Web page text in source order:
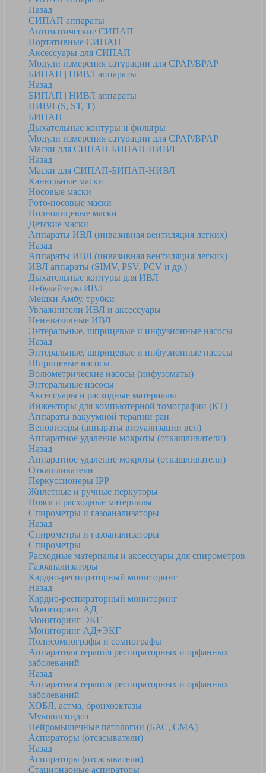
Назад
СИПАП аппараты
Автоматические СИПАП
Портативные СИПАП
Аксессуары для СИПАП
Модули измерения сатурации для CPAP/BPAP
БИПАП | НИВЛ аппараты
Назад
БИПАП | НИВЛ аппараты
НИВЛ (S, ST, T)
БИПАП
Дыхательные контуры и фильтры
Модули измерения сатурации для CPAP/BPAP
Маски для СИПАП-БИПАП-НИВЛ
Назад
Маски для СИПАП-БИПАП-НИВЛ
Канюльные маски
Носовые маски
Рото-носовые маски
Полнолицевые маски
Детские маски
Аппараты ИВЛ (инвазивная вентиляция легких)
Назад
Аппараты ИВЛ (инвазивная вентиляция легких)
ИВЛ аппараты (SIMV, PSV, PCV и др.)
Дыхательные контуры для ИВЛ
Небулайзеры ИВЛ
Мешки Амбу, трубки
Увлажнители ИВЛ и аксессуары
Неинвазивные ИВЛ
Энтеральные, шприцевые и инфузионные насосы
Назад
Энтеральные, шприцевые и инфузионные насосы
Шприцевые насосы
Волюметрические насосы (инфузоматы)
Энтеральные насосы
Аксессуары и расходные материалы
Инжекторы для компьютерной томографии (КТ)
Аппараты вакуумной терапии ран
Веновизоры (аппараты визуализации вен)
Аппаратное удаление мокроты (откашливатели)
Назад
Аппаратное удаление мокроты (откашливатели)
Откашливатели
Перкуссионеры IPP
Жилетные и ручные перкуторы
Пояса и расходные материалы
Спирометры и газоанализаторы
Назад
Спирометры и газоанализаторы
Спирометры
Расходные материалы и аксессуары для спирометров
Газоанализаторы
Кардио-респираторный мониторинг
Назад
Кардио-респираторный мониторинг
Мониторинг АД
Мониторинг ЭКГ
Мониторинг АД+ЭКГ
Полисомнографы и сомнографы
Аппаратная терапия респираторных и орфанных
заболеваний
Назад
Аппаратная терапия респираторных и орфанных
заболеваний
ХОБЛ, астма, бронхоэктазы
Муковисцидоз
Нейромышечные патологии (БАС, СМА)
Аспираторы (отсасыватели)
Назад
Аспираторы (отсасыватели)
Стационарные аспираторы